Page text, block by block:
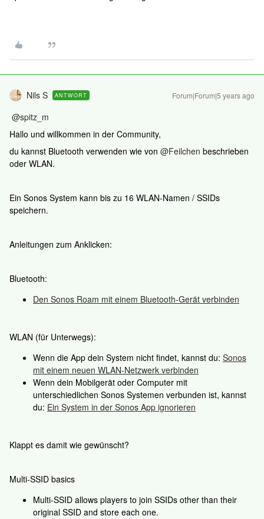
Nils S ANTWORT Forum|Forum|5 years ago
@spitz_m
Hallo und willkommen in der Community,
du kannst Bluetooth verwenden wie von @Feilchen beschrieben
oder WLAN.
Ein Sonos System kann bis zu 16 WLAN-Namen / SSIDs
speichern.
Anleitungen zum Anklicken:
Bluetooth:
Den Sonos Roam mit einem Bluetooth-Gerät verbinden
WLAN (für Unterwegs):
Wenn die App dein System nicht findet, kannst du: Sonos
mit einem neuen WLAN-Netzwerk verbinden
Wenn dein Mobilgerät oder Computer mit
unterschiedlichen Sonos Systemen verbunden ist, kannst
du: Ein System in der Sonos App ignorieren
Klappt es damit wie gewünscht?
Multi-SSID basics
Multi-SSID allows players to join SSIDs other than their
original SSID and store each one.